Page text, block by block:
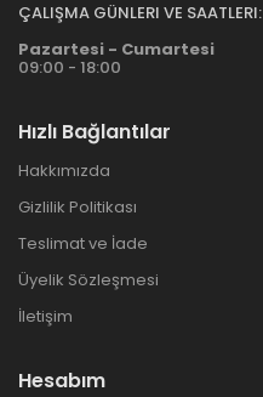
ÇALIŞMA GÜNLERI VE SAATLERI:
Pazartesi - Cumartesi
09:00 - 18:00
Hızlı Bağlantılar
Hakkımızda
Gizlilik Politikası
Teslimat ve İade
Üyelik Sözleşmesi
İletişim
Hesabım